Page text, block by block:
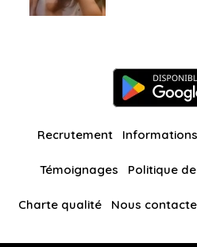
Recrutement Informations
Témoignages Politique
Charte qualité Nous